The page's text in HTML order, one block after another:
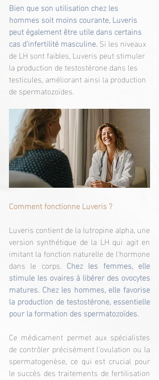
Bien que son utilisation chez les
hommes soit moins courante, Luveris
peut également être utile dans certains
cas d'infertilité masculine. Si les niveaux
de LH sont faibles, Luveris peut stimuler
la production de testostérone dans les
testicules, améliorant ainsi la production
de spermatozoïdes.
Comment fonctionne Luveris ?
Luveris contient de la lutropine alpha, une
version synthétique de la LH qui agit en
imitant la fonction naturelle de l'hormone
dans le corps. Chez les femmes, elle
stimule les ovaires à libérer des ovocytes
matures. Chez les hommes, elle favorise
la production de testostérone, essentielle
pour la formation des spermatozoïdes.
Ce médicament permet aux spécialistes
de contrôler précisément l'ovulation ou la
spermatogenèse, ce qui est crucial pour
le succès des traitements de fertilisation